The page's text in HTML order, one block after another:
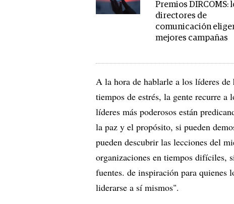
Premios DIRCOMS:
directores de
comunicación
mejores campañas
A la hora de hablarle a los líderes
tiempos de estrés, la gente recurre a
líderes más poderosos están
la paz y el propósito, si pueden
pueden descubrir las lecciones del
organizaciones en tiempos difíciles,
fuentes. de inspiración para quienes
liderarse a sí mismos".